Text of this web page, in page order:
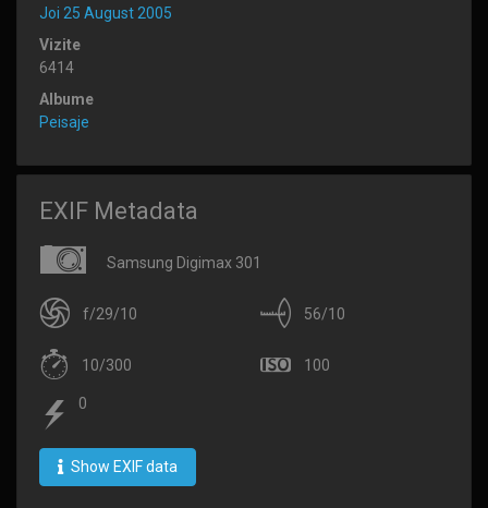
Joi 25 August 2005
Vizite
6414
Albume
Peisaje
EXIF Metadata
Samsung Digimax 301
f/29/10 56/10
10/300 100
0
Show EXIF data